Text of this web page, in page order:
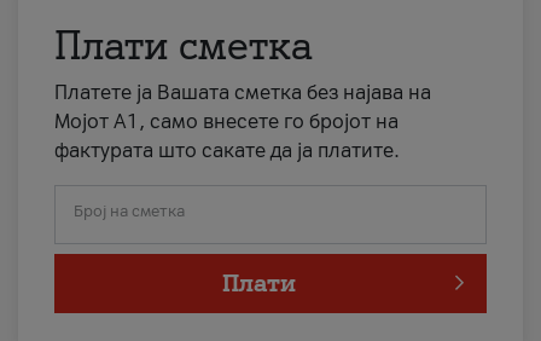
Плати сметка
Платете ја Вашата сметка без најава на
Мојот А1, само внесете го бројот на
фактурата што сакате да ја платите.
Број на сметка
Плати